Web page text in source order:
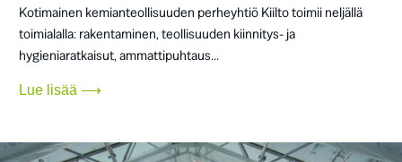
Kotimainen kemianteollisuuden perheyhtiö Kiilto toimii neljällä
toimialalla: rakentaminen, teollisuuden kiinnitys- ja
hygieniaratkaisut, ammattipuhtaus...
Lue lisää ⟶